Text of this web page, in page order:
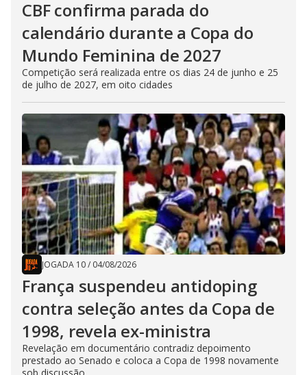
CBF confirma parada do
calendário durante a Copa do
Mundo Feminina de 2027
Competição será realizada entre os dias 24 de junho e 25
de julho de 2027, em oito cidades
JOGADA 10/ 04/08/2026
França suspendeu antidoping
contra seleção antes da Copa de
1998, revela ex-ministra
Revelação em documentário contradiz depoimento
prestado ao Senado e coloca a Copa de 1998 novamente